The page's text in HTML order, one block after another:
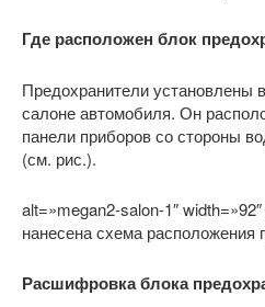
Где расположен блок
Предохранители установлены
салоне автомобиля. Он
панели приборов со стороны
(см. рис.).
alt=»megan2-salon-1″
нанесена схема расположения
Расшифровка блока